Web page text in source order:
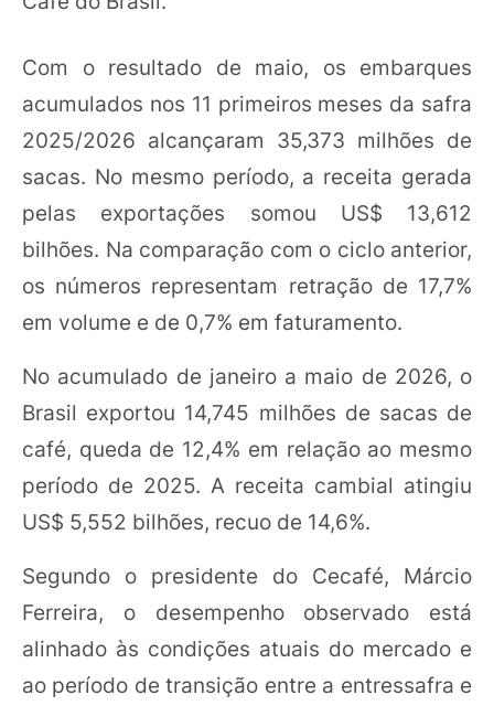
Com o resultado de maio, os embarques
acumulados nos 11 primeiros meses da safra
2025/2026 alcançaram 35,373 milhões de
sacas. No mesmo período, a receita gerada
pelas exportações somou US$ 13,612
bilhões. Na comparação com o ciclo anterior,
os números representam retração de 17,7%
em volume e de 0,7% em faturamento.
No acumulado de janeiro a maio de 2026, o
Brasil exportou 14,745 milhões de sacas de
café, queda de 12,4% em relação ao mesmo
período de 2025. A receita cambial atingiu
US$ 5,552 bilhões, recuo de 14,6%.
Segundo o presidente do Cecafé, Márcio
Ferreira, o desempenho observado está
alinhado às condições atuais do mercado e
ao período de transição entre a entressafra e